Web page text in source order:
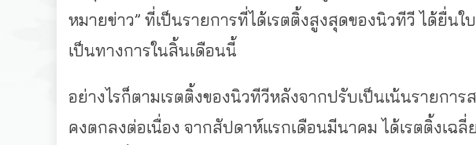
หมายข่าว” ที่เป็นรายการที่ได้เรตติ้งสูงสุดของนิวทีวี ได้ยื่น
เป็นทางการในสิ้นเดือนนี้
อย่างไรก็ตามเรตติ้งของนิวทีวีหลังจากปรับเป็นเน้นรายการ
คงตกลงต่อเนื่อง จากสัปดาห์แรกเดือนมีนาคม ได้เรตติ้งเฉลี่